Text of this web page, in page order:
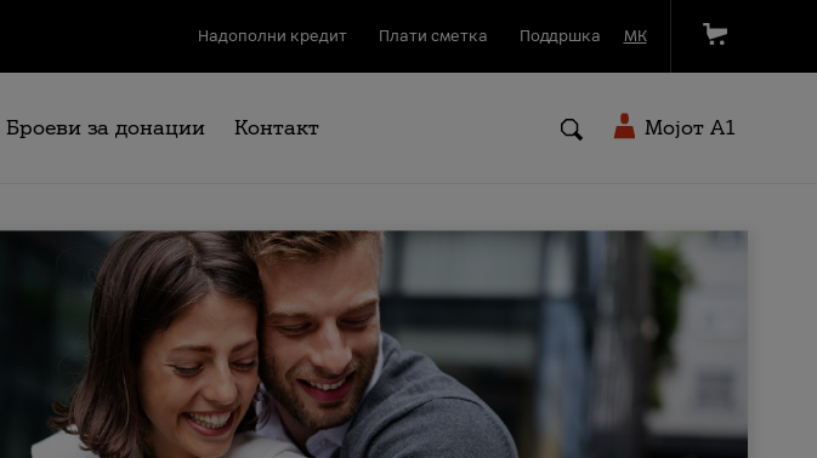
Надополни кредит Плати сметка Поддршка МК
Броеви за донации Контакт Мојот A1